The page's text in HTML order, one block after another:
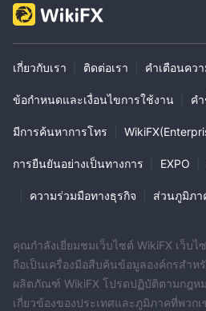
เกี่ยวกับเรา ติดต่อเรา คำเตือนควา
ข้อกำหนดและเงื่อนไขการใช้งาน ค
มีการค้นหาการโทร
การยืนยันอย่างเป็นทางการ EXPO
ความร่วมมือทางธุรกิจ ส่วนภูมิภา
คุณกำลังเยี่ยมชมเว็บไซต์ WikiFX เว็บ
ถือเป็นเครื่องมือสืบค้นข้อมูลองค์กรสำห
ผลิตภัณฑ์ WikiFX โปรดปฏิบัติตามกฎห
เกี่ยวข้องของประเทศและภูมิภาคที่พวก